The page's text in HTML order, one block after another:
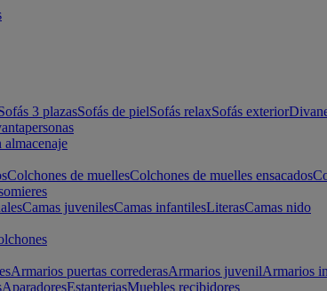
3 plazasSofás de pielSofás relaxSofás exterior
almacenaje
Colchones de muellesColchones de muelles ensacados
Camas juvenilesCamas infantilesLiterasCamas nido
Armarios puertas correderasArmarios juvenilArmarios
AparadoresEstanteriasMuebles recibidores